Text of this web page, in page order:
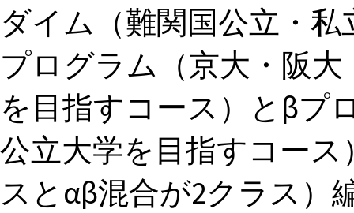
ダイム（難関国公立・
プログラム（京大・阪
を目指すコース）とβプ
公立大学を目指すコー
スとαβ混合が2クラス）